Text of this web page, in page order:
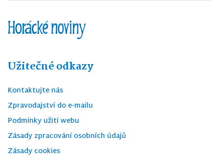
Užitečné odkazy
Kontaktujte nás
Zpravodajství do e-mailu
Podmínky užití webu
Zásady zpracování osobních údajů
Zásady cookies